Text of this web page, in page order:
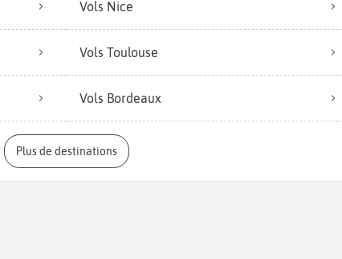
Vols Nice
Vols Toulouse
Vols Bordeaux
Plus de destinations